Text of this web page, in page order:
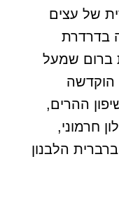
של עצים
בדרדרת
ברום שמעל
הוקדשה
ההרים,
חרמוני,
הלבנון